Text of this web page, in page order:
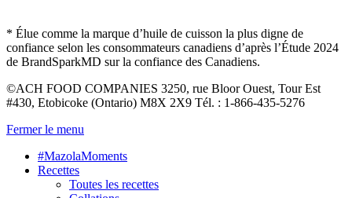
* Élue comme la marque d’huile de cuisson la plus digne de
confiance selon les consommateurs canadiens d’après l’Étude 2024
de BrandSparkMD sur la confiance des Canadiens.
©ACH FOOD COMPANIES 3250, rue Bloor Ouest, Tour Est
#430, Etobicoke (Ontario) M8X 2X9 Tél. : 1-866-435-5276
Fermer le menu
#MazolaMoments
Recettes
Toutes les recettes